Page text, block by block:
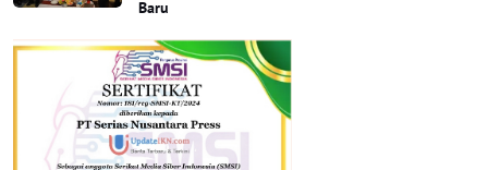
Baru